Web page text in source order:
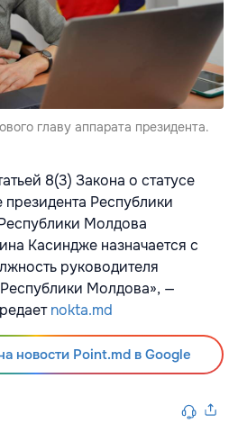
главу аппарата президента.
8(3) Закона о статусе
Республики
Молдова
Касиндже назначается с
руководителя
Молдова», —
nokta.md
новости Point.md в Google